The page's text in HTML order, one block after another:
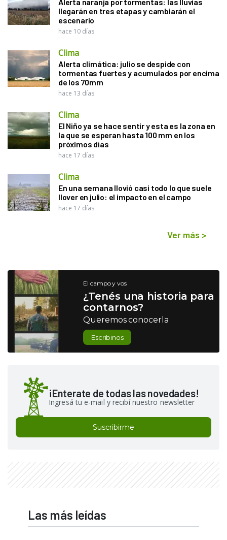
llegarán en tres etapas y cambiarán el
escenario
hace 10 días
Clima
Alerta climática: julio se despide con
tormentas fuertes y acumulados por encima
de los 70mm
hace 13 días
Clima
El Niño ya se hace sentir y esta es la zona en
la que se esperan hasta 100 mm en los
próximos días
hace 17 días
Clima
En una semana llovió casi todo lo que suele
llover en julio: el impacto en el campo
hace 17 días
Ver más >
El campo y vos
¿Tenés una historia para
contarnos?
Queremos conocerla
Escribinos
¡Enterate de todas las novedades!
Ingresá tu e-mail y recibí nuestro newsletter
Suscribirme
Las más leídas